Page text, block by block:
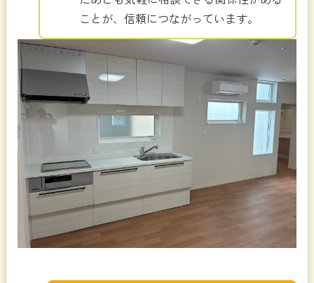
ことが、信頼につながっています。